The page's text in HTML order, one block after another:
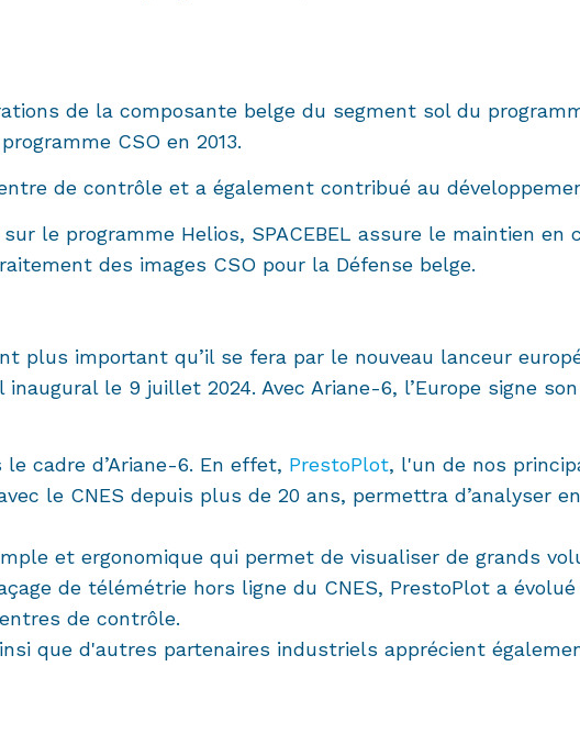
de la composante belge du segment sol du
CSO en 2013.
de contrôle et a également contribué au
le programme Helios, SPACEBEL assure le maintien en
des images CSO pour la Défense belge.
plus important qu’il se fera par le nouveau lanceur
le 9 juillet 2024. Avec Ariane-6, l’Europe signe
cadre d’Ariane-6. En effet, PrestoPlot, l'un de nos
le CNES depuis plus de 20 ans, permettra d’analyser
et ergonomique qui permet de visualiser de grands
de télémétrie hors ligne du CNES, PrestoPlot a
de contrôle.
que d'autres partenaires industriels apprécient